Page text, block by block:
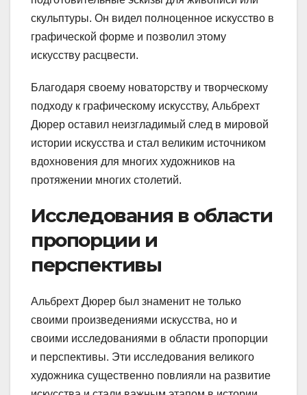
скульптуры. Он видел полноценное искусство в
графической форме и позволил этому
искусству расцвести.
Благодаря своему новаторству и творческому
подходу к графическому искусству, Альбрехт
Дюрер оставил неизгладимый след в мировой
истории искусства и стал великим источником
вдохновения для многих художников на
протяжении многих столетий.
Исследования в области
пропорции и
перспективы
Альбрехт Дюрер был знаменит не только
своими произведениями искусства, но и
своими исследованиями в области пропорции
и перспективы. Эти исследования великого
художника существенно повлияли на развитие